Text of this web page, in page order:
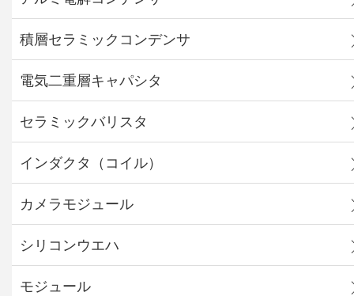
積層セラミックコンデンサ
電気二重層キャパシタ
セラミックバリスタ
インダクタ（コイル）
カメラモジュール
シリコンウエハ
モジュール